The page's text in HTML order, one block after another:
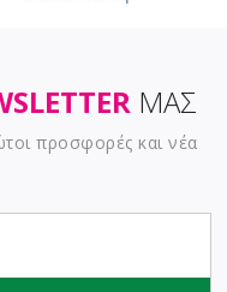
ΜΑΣ
προσφορές και νέα